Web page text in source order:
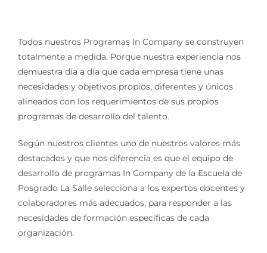
Todos nuestros Programas In Company se construyen
totalmente a medida. Porque nuestra experiencia nos
demuestra día a día que cada empresa tiene unas
necesidades y objetivos propios, diferentes y únicos
alineados con los requerimientos de sus propios
programas de desarrollo del talento.
Según nuestros clientes uno de nuestros valores más
destacados y que nos diferencia es que el equipo de
desarrollo de programas In Company de la Escuela de
Posgrado La Salle selecciona a los expertos docentes y
colaboradores más adecuados, para responder a las
necesidades de formación específicas de cada
organización.